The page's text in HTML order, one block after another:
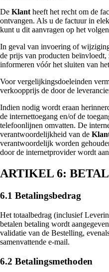
De Klantheeft het recht om de
ontvangen. Als u de factuur in
kunt u dit aanvragen op het
In geval van invoering of
de prijs van producten beïnvloedt,
informeren vóór het sluiten van
Voor vergelijkingsdoeleinden
verkoopprijs de door de
Indien nodig wordt eraan
de internettoegang en/of de
telefoonlijnen omvatten. De
verantwoordelijkheid van de
verantwoordelijk worden
door de internetprovider wordt
ARTIKEL 6:
6.1 Betalingsbedrag
Het totaalbedrag (inclusief
betalen betaling wordt
validatie van de Bestelling,
samenvattende e-mail.
6.2 Betalingsmethoden